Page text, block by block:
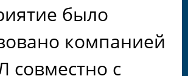
было
компанией
с